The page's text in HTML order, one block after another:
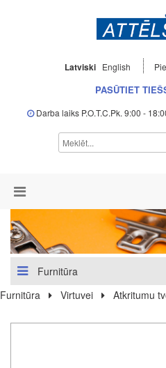
Latviski English
PASŪTIET
Darba laiks P.O.T.C.Pk. 9:00 -
Furnitūra
Furnitūra
Virtuvei Atkritumu